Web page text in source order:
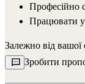
Професійно
Працювати у
Залежно від вашої
Зробити